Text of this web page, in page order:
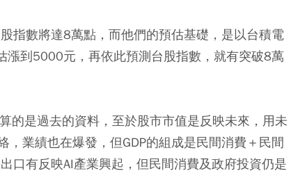
指數將達8萬點，而他們的預估基礎，是以台積電
漲到5000元，再依此預測台股指數，就有突破8萬
的是過去的資料，至於股市市值是反映未來，用未
，業績也在爆發，但GDP的組成是民間消費＋民間
口有反映AI產業興起，但民間消費及政府投資仍是